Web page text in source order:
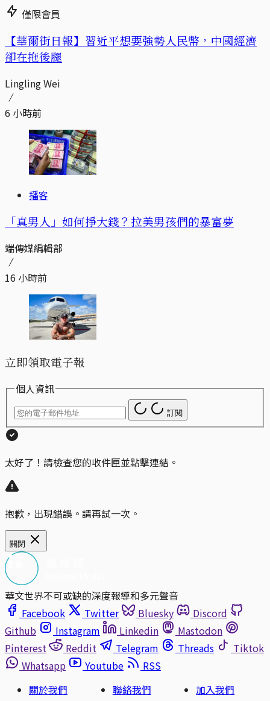
僅限會員
【華爾街日報】習近平想要強勢人民幣，中國經濟
卻在拖後腿
Lingling Wei
6 小時前
播客
「真男人」如何掙大錢？拉美男孩們的暴富夢
端傳媒編輯部
16 小時前
立即領取電子報
個人資訊
訂閱
太好了！請檢查您的收件匣並點擊連結。
抱歉，出現錯誤。請再試一次。
關閉
華文世界不可或缺的深度報導和多元聲音
Facebook
Twitter Bluesky
Discord
Github
Instagram Linkedin
Mastodon
Pinterest
Reddit Telegram Threads
Tiktok
Whatsapp
Youtube
RSS
關於我們
聯絡我們
加入我們